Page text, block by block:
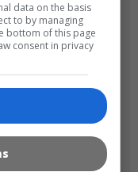
data on the basis
to by managing
bottom of this page
consent in privacy